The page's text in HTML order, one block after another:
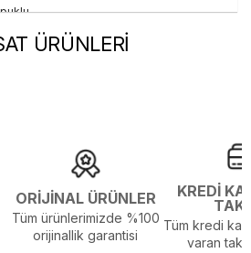
ÜRÜNLERİ
ORİJİNAL ÜRÜNLER
Tüm ürünlerimizde %100
orijinallik garantisi
KREDİ
Tüm kredi
varan